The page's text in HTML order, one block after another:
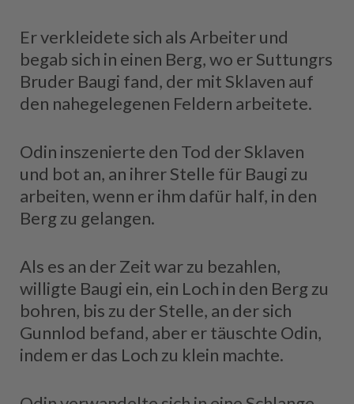
Er verkleidete sich als Arbeiter und
begab sich in einen Berg, wo er Suttungrs
Bruder Baugi fand, der mit Sklaven auf
den nahegelegenen Feldern arbeitete.
Odin inszenierte den Tod der Sklaven
und bot an, an ihrer Stelle für Baugi zu
arbeiten, wenn er ihm dafür half, in den
Berg zu gelangen.
Als es an der Zeit war zu bezahlen,
willigte Baugi ein, ein Loch in den Berg zu
bohren, bis zu der Stelle, an der sich
Gunnlod befand, aber er täuschte Odin,
indem er das Loch zu klein machte.